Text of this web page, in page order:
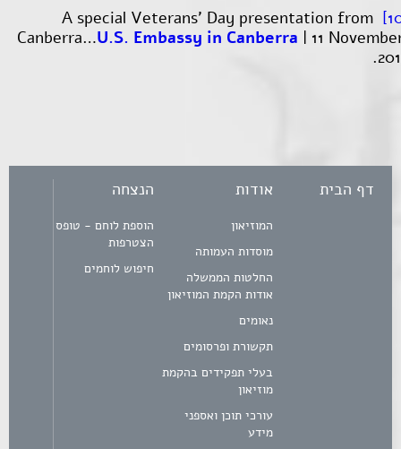
A special Veterans’ Day presentation from
Canberra…U.S. Embassy in Canberra | 11
דף הבית אודות
המוזיאון
מוסדות העמותה
החלטות הממשלה
אודות הקמת המוזיאון
נאומים
תקשורת ופרסומים
בעלי תפקידים בהקמת
מוזיאון
עורכי תוכן ואספני
מידע
הנצחה
הוספת לוחם - טופס
הצטרפות
חיפוש לוחמים